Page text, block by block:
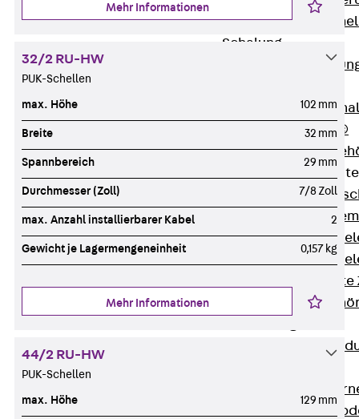
Schalung
Zurück
RAPIDOBAT®
Schalrohre
Zurück
Mehr Informationen
32/2 RU-HW
PUK-Schellen
max. Höhe 102 mm
Breite 32 mm
Spannbereich 29 mm
Durchmesser (Zoll) 7/8 Zoll
max. Anzahl installierbarer Kabel 2
Gewicht je Lagermengeneinheit 0,157 kg
Mehr Informationen
44/2 RU-HW
PUK-Schellen
max. Höhe 129 mm